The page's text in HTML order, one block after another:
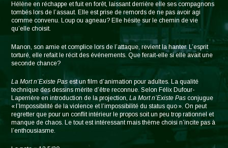
Hélène en réchappe et fuit en forêt, laissant derrière elle ses compagnons
tombés lors de l’assaut. Elle est prise de remords de ne pas avoir agi
comme convenu. Loup ou agneau? Elle hésite sur le chemin de vie
qu’elle choisit.
Manon, son amie et complice lors de l’attaque, revient la hanter. L’esprit
torturé, elle refait le récit des événements. Que ferait-elle si elle avait une
seconde chance?
La Mort n’Existe Pas est un film d’animation pour adultes. La qualité
technique des dessins mérite d’être reconnue. Selon Félix Dufour-
Laperrière en introduction de la projection,La Mort n’Existe Pas conjugue
« l’Impossibilité de la violence et l’impossibilité du status quo ». On peut
regretter que pour un conflit intérieur le propos soit un peu trop rationnel et
manque de chaos. Le tout est intéressant mais thème choisi n’incite pas à
l’enthousiasme.